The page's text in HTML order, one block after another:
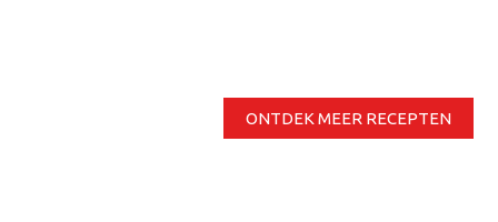
ONTDEK MEER RECEPTEN